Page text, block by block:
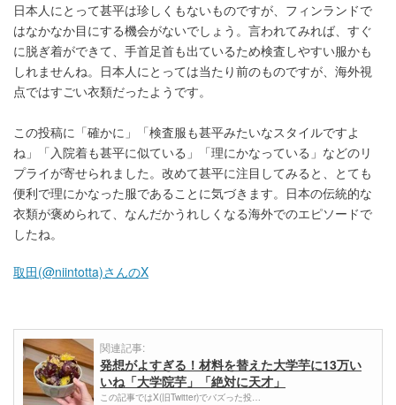
日本人にとって甚平は珍しくもないものですが、フィンランドで
はなかなか目にする機会がないでしょう。言われてみれば、すぐ
に脱ぎ着ができて、手首足首も出ているため検査しやすい服かも
しれませんね。日本人にとっては当たり前のものですが、海外視
点ではすごい衣類だったようです。
この投稿に「確かに」「検査服も甚平みたいなスタイルですよ
ね」「入院着も甚平に似ている」「理にかなっている」などのリ
プライが寄せられました。改めて甚平に注目してみると、とても
便利で理にかなった服であることに気づきます。日本の伝統的な
衣類が褒められて、なんだかうれしくなる海外でのエピソードで
したね。
取田(@niintotta)さんのX
関連記事:
発想がよすぎる！材料を替えた大学芋に13万い
いね「大学院芋」「絶対に天才」
この記事ではX(旧Twitter)でバズった投…